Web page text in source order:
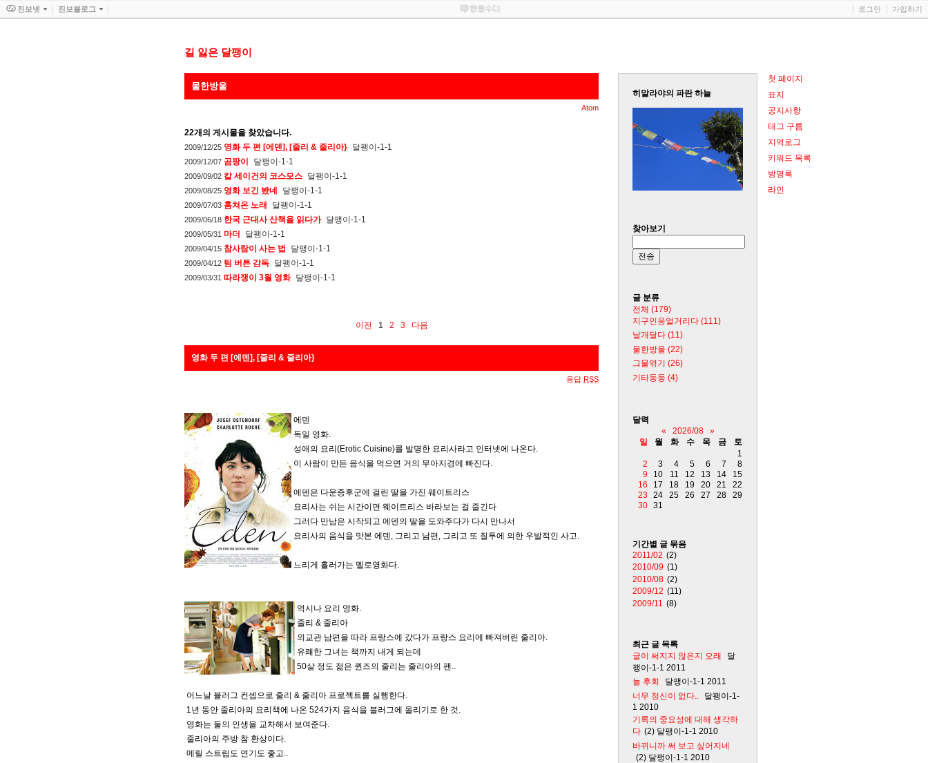
길 잃은 달팽이
첫 페이지
표지
공지사항
태그 구름
지역로그
키워드 목록
방명록
라인
물한방울
Atom
22개의 게시물을 찾았습니다.
2009/12/25 영화 두 편 [에덴], [줄리 & 줄리아} 달팽이-1-1
2009/12/07 곰팡이 달팽이-1-1
2009/09/02 칼 세이건의 코스모스 달팽이-1-1
2009/08/25 영화 보긴 봤네 달팽이-1-1
2009/07/03 훔쳐온 노래 달팽이-1-1
2009/06/18 한국 근대사 산책을 읽다가 달팽이-1-1
2009/05/31 마더 달팽이-1-1
2009/04/15 참사람이 사는 법 달팽이-1-1
2009/04/12 팀 버튼 감독 달팽이-1-1
2009/03/31 따라쟁이 3월 영화 달팽이-1-1
이전 1 2 3 다음
영화 두 편 [에덴], [줄리 & 줄리아}
응답 RSS
에덴
독일 영화.
성애의 요리(Erotic Cuisine)를 발명한 요리사라고 인터넷에 나온다.
이 사람이 만든 음식을 먹으면 거의 무아지경에 빠진다.
에덴은 다운증후군에 걸린 딸을 가진 웨이트리스
요리사는 쉬는 시간이면 웨이트리스 바라보는 걸 즐긴다
그러다 만남은 시작되고 에덴의 딸을 도와주다가 다시 만나서
요리사의 음식을 맛본 에덴, 그리고 남편, 그리고 또 질투에 의한 우발적인 사고.
느리게 흘러가는 멜로영화다.
역시나 요리 영화.
줄리 & 줄리아
외교관 남편을 따라 프랑스에 갔다가 프랑스 요리에 빠져버린 줄리아.
유쾌한 그녀는 책까지 내게 되는데
50살 정도 젊은 퀸즈의 줄리는 줄리아의 팬..
어느날 블러그 컨셉으로 줄리 & 줄리아 프로젝트를 실행한다.
1년 동안 줄리아의 요리책에 나온 524가지 음식을 블러그에 올리기로 한 것.
영화는 둘의 인생을 교차해서 보여준다.
줄리아의 주방 참 환상이다.
메릴 스트립도 연기도 좋고..
히말라야의 파란 하늘
찾아보기
글 분류
전체 (179)
지구인웅얼거리다 (111)
날개달다 (11)
물한방울 (22)
그물엮기 (26)
기타둥둥 (4)
달력
«
2026/08
»
일
월 화 수 목 금
토
1
2
3 4 5 6 7
8
9
10 11 12 13 14
15
16
17 18 19 20 21
22
23
24 25 26 27 28
29
30 31
기간별 글 묶음
2011/02 (2)
2010/09 (1)
2010/08 (2)
2009/12 (11)
2009/11 (8)
최근 글 목록
글이 써지지 않은지 오래
달
팽이-1-1 2011
늘 후회
달팽이-1-1 2011
너무 정신이 없다..
달팽이-1-
1 2010
기록의 중요성에 대해 생각하
다 (2) 달팽이-1-1 2010
바뀌니까 써 보고 싶어지네
(2) 달팽이-1-1 2010
진보넷 진보블로그 로그인 가입하기